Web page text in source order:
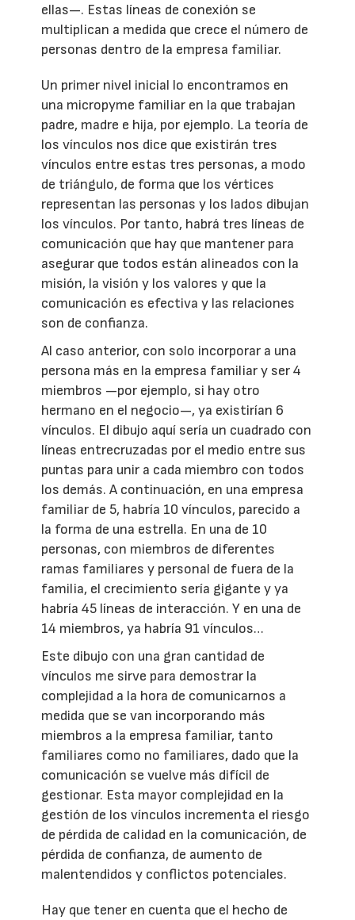
ellas—. Estas líneas de conexión se
multiplican a medida que crece el número de
personas dentro de la empresa familiar.
Un primer nivel inicial lo encontramos en
una micropyme familiar en la que trabajan
padre, madre e hija, por ejemplo. La teoría de
los vínculos nos dice que existirán tres
vínculos entre estas tres personas, a modo
de triángulo, de forma que los vértices
representan las personas y los lados dibujan
los vínculos. Por tanto, habrá tres líneas de
comunicación que hay que mantener para
asegurar que todos están alineados con la
misión, la visión y los valores y que la
comunicación es efectiva y las relaciones
son de confianza.
Al caso anterior, con solo incorporar a una
persona más en la empresa familiar y ser 4
miembros —por ejemplo, si hay otro
hermano en el negocio—, ya existirían 6
vínculos. El dibujo aquí sería un cuadrado con
líneas entrecruzadas por el medio entre sus
puntas para unir a cada miembro con todos
los demás. A continuación, en una empresa
familiar de 5, habría 10 vínculos, parecido a
la forma de una estrella. En una de 10
personas, con miembros de diferentes
ramas familiares y personal de fuera de la
familia, el crecimiento sería gigante y ya
habría 45 líneas de interacción. Y en una de
14 miembros, ya habría 91 vínculos…
Este dibujo con una gran cantidad de
vínculos me sirve para demostrar la
complejidad a la hora de comunicarnos a
medida que se van incorporando más
miembros a la empresa familiar, tanto
familiares como no familiares, dado que la
comunicación se vuelve más difícil de
gestionar. Esta mayor complejidad en la
gestión de los vínculos incrementa el riesgo
de pérdida de calidad en la comunicación, de
pérdida de confianza, de aumento de
malentendidos y conflictos potenciales.
Hay que tener en cuenta que el hecho de